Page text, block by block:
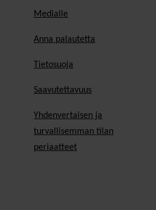
Medialle
Anna palautetta
Tietosuoja
Saavutettavuus
Yhdenvertaisen ja
turvallisemman tilan
periaatteet